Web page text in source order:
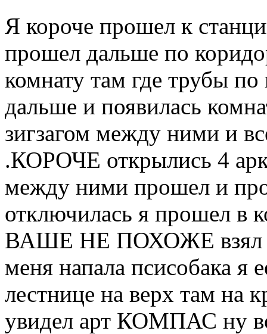
Я короче прошел к
прошел дальше по
комнату там где трубы
дальше и появилась
зигзагом между ними и
.КОРОЧЕ открылись 4
между ними прошел и
отключилась я прошел в
ВАШЕ НЕ ПОХОЖЕ взял
меня напала псисобака я
лестнице на верх там на
увидел арт КОМПАС ну